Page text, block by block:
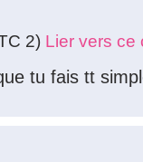
2) Lier vers ce
tu fais tt